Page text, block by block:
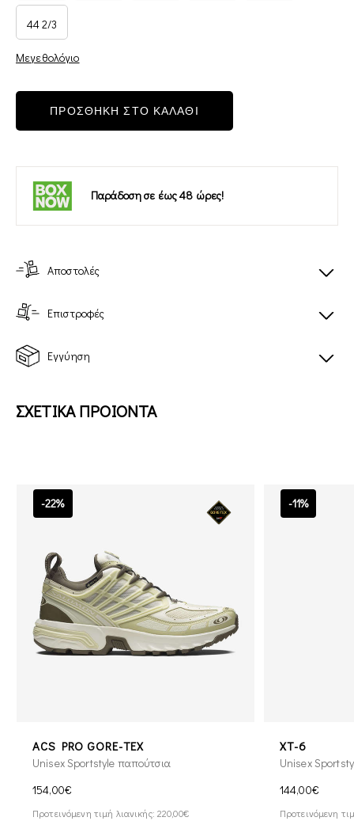
44 2/3
Μεγεθολόγιο
ΠΡΟΣΘΗΚΗ ΣΤΟ ΚΑΛΑΘΙ
Παράδοση σε έως 48 ώρες!
Αποστολές
Επιστροφές
Εγγύηση
ΣΧΕΤΙΚΑ ΠΡΟΙΟΝΤΑ
-22%
ACS PRO GORE-TEX
Unisex Sportstyle παπούτσια
154,00€
Προτεινόμενη τιμή λιανικής: 220,00€
-11%
XT-6
Unisex
144,00€
Προτεινόμενη